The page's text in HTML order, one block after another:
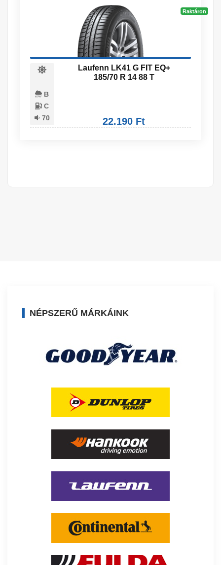
Raktáron
B
C
70
Laufenn LK41 G FIT EQ+
185/70 R 14 88 T
22.190 Ft
NÉPSZERŰ MÁRKÁINK